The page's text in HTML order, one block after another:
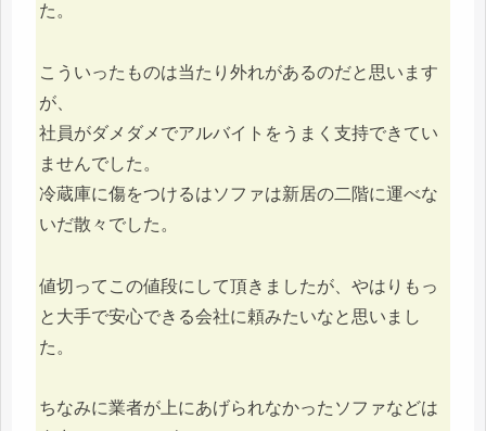
た。
こういったものは当たり外れがあるのだと思います
が、
社員がダメダメでアルバイトをうまく支持できてい
ませんでした。
冷蔵庫に傷をつけるはソファは新居の二階に運べな
いだ散々でした。
値切ってこの値段にして頂きましたが、やはりもっ
と大手で安心できる会社に頼みたいなと思いまし
た。
ちなみに業者が上にあげられなかったソファなどは